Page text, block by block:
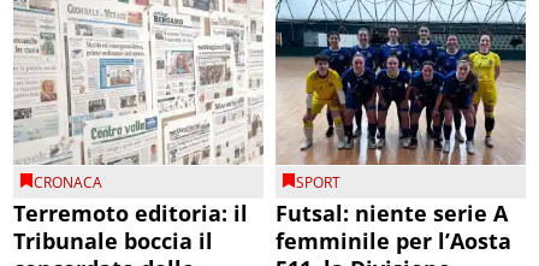
CRONACA
Terremoto editoria: il
Tribunale boccia il
SPORT
Futsal: niente serie A
femminile per l’Aosta